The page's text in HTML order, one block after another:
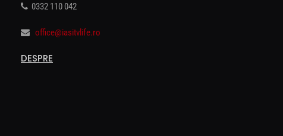
0332 110 042
office@iasitvlife.ro
DESPRE